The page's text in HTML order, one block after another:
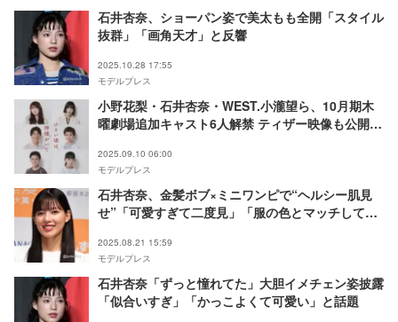
石井杏奈、ショーパン姿で美太もも全開「スタイル
抜群」「画角天才」と反響
2025.10.28 17:55
モデルプレス
小野花梨・石井杏奈・WEST.小瀧望ら、10月期木
曜劇場追加キャスト6人解禁 ティザー映像も公開
2025.09.10 06:00
モデルプレス
石井杏奈、金髪ボブ×ミニワンピで“ヘルシー肌見
せ”「可愛すぎて二度見」「服の色とマッチして
2025.08.21 15:59
モデルプレス
石井杏奈「ずっと憧れてた」大胆イメチェン姿披露
「似合いすぎ」「かっこよくて可愛い」と話題